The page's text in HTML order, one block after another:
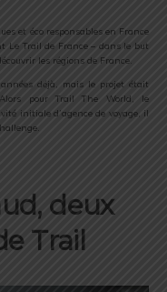
et éco responsables en France
Trail de France – dans le but
les régions de France.
déjà, mais le projet était
pour Trail The World, le
initiale d’agence de voyage, il
deux
Trail